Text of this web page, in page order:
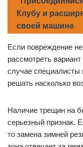
Клубу и
своей машине
Если повреждение
рассмотреть
случае специалисты
решать насколько
Наличие трещин на
серьезный признак.
то замена зимней